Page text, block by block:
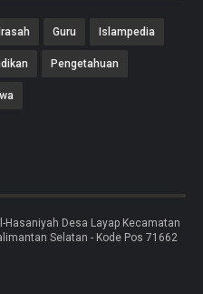
Guru Islampedia
Pengetahuan
Desa Layap Kecamatan
Selatan - Kode Pos 71662